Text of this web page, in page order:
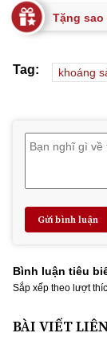
Tặng
Tag: khoáng
Gửi bình luận
Bình luận tiêu
Sắp xếp theo lượt
BÀI VIẾT